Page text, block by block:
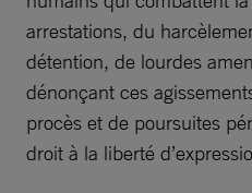
arrestations, du
détention, de lourdes
dénonçant ces
procès et de poursuites
droit à la liberté